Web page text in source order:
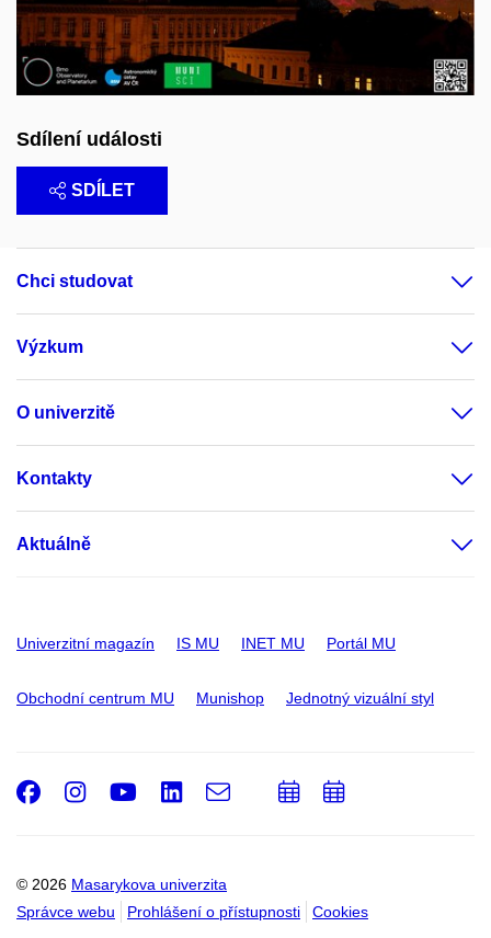
Sdílení události
SDÍLET
Chci studovat
Výzkum
O univerzitě
Kontakty
Aktuálně
Univerzitní magazín IS MU INET MU Portál MU
Obchodní centrum MU Munishop Jednotný vizuální styl
© 2026 Masarykova univerzita
Správce webu
Prohlášení o přístupnosti Cookies
Facebook
Instagram
Youtube
LinkedIn
e-
PřidatPřidat